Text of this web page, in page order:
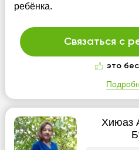
ребёнка.
Связаться с
это
Хиюаз